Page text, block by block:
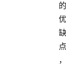
的
优
缺
点
，